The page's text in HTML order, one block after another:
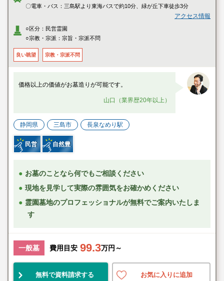
〇電車・バス：三島駅より東海バスで約10分、緑が丘下車徒歩3分
アクセス情報
○区分：民営霊園
○宗教・宗派：宗旨・宗派不問
良い眺望 宗教・宗派不問
価格以上の価値がお墓造りが可能です。
山口（業界歴20年以上）
静岡県 三島市 長泉なめり駅
民営 自然豊
お墓のことなら何でもご相談ください
現地を見学して実際の雰囲気をお確かめください
霊園墓地のプロフェッショナルが無料でご案内いたしま
す
一般墓 費用目安 99.3万円～
無料で資料請求する お気に入りに追加